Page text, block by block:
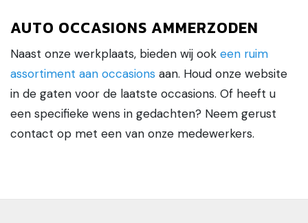
AUTO OCCASIONS AMMERZODEN
Naast onze werkplaats, bieden wij ook een ruim
assortiment aan occasions aan. Houd onze website
in de gaten voor de laatste occasions. Of heeft u
een specifieke wens in gedachten? Neem gerust
contact op met een van onze medewerkers.